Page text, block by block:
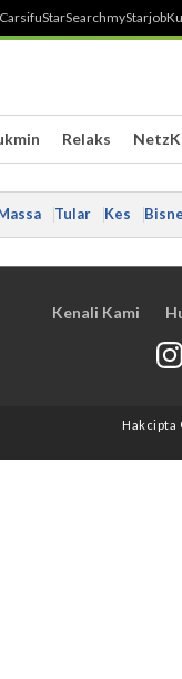
StarSearchmyStarjob
Relaks
Tular Kes
Kenali Kami
Hakcipta